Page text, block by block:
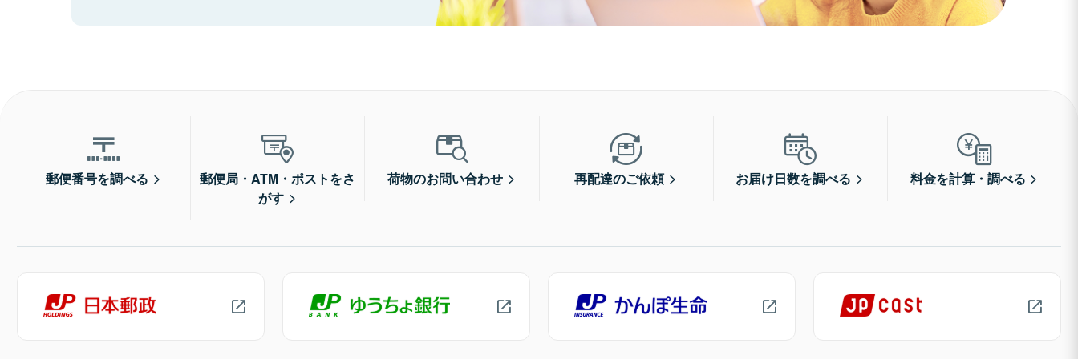
郵便番号を調べる
郵便局・ATM・ポストをさ
がす
荷物のお問い合わせ 再配達のご依頼 お届け日数を調べる 料金を計算・調べる